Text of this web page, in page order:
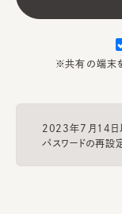
※共有の端末
2023年7月14日
パスワードの再設